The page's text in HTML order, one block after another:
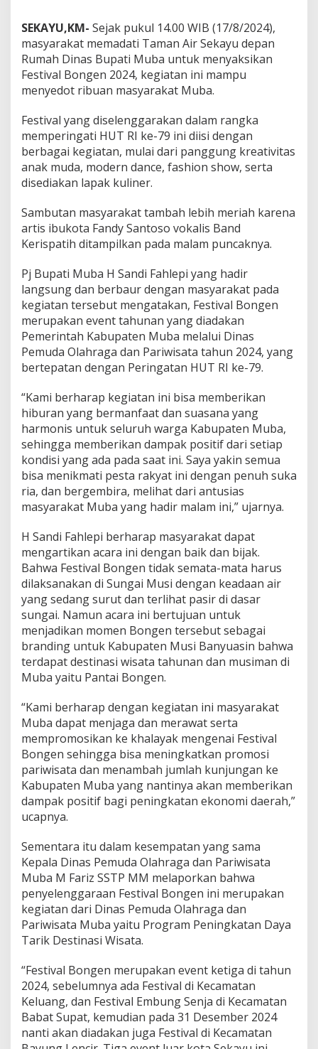
s
t
v
a
l
o
n
e
n
S
k
e
s
e
r
a
h
k
a
n
H
T
R
I
k
-
7
9
SEKAYU,KM- Sejak pukul 14.00 WIB (17/8/2024),
masyarakat memadati Taman Air Sekayu depan
Rumah Dinas Bupati Muba untuk menyaksikan
Festival Bongen 2024, kegiatan ini mampu
menyedot ribuan masyarakat Muba.
Festival yang diselenggarakan dalam rangka
memperingati HUT RI ke-79 ini diisi dengan
berbagai kegiatan, mulai dari panggung kreativitas
anak muda, modern dance, fashion show, serta
disediakan lapak kuliner.
Sambutan masyarakat tambah lebih meriah karena
artis ibukota Fandy Santoso vokalis Band
Kerispatih ditampilkan pada malam puncaknya.
Pj Bupati Muba H Sandi Fahlepi yang hadir
langsung dan berbaur dengan masyarakat pada
kegiatan tersebut mengatakan, Festival Bongen
merupakan event tahunan yang diadakan
Pemerintah Kabupaten Muba melalui Dinas
Pemuda Olahraga dan Pariwisata tahun 2024, yang
bertepatan dengan Peringatan HUT RI ke-79.
“Kami berharap kegiatan ini bisa memberikan
hiburan yang bermanfaat dan suasana yang
harmonis untuk seluruh warga Kabupaten Muba,
sehingga memberikan dampak positif dari setiap
kondisi yang ada pada saat ini. Saya yakin semua
bisa menikmati pesta rakyat ini dengan penuh suka
ria, dan bergembira, melihat dari antusias
masyarakat Muba yang hadir malam ini,” ujarnya.
H Sandi Fahlepi berharap masyarakat dapat
mengartikan acara ini dengan baik dan bijak.
Bahwa Festival Bongen tidak semata-mata harus
dilaksanakan di Sungai Musi dengan keadaan air
yang sedang surut dan terlihat pasir di dasar
sungai. Namun acara ini bertujuan untuk
menjadikan momen Bongen tersebut sebagai
branding untuk Kabupaten Musi Banyuasin bahwa
terdapat destinasi wisata tahunan dan musiman di
Muba yaitu Pantai Bongen.
“Kami berharap dengan kegiatan ini masyarakat
Muba dapat menjaga dan merawat serta
mempromosikan ke khalayak mengenai Festival
Bongen sehingga bisa meningkatkan promosi
pariwisata dan menambah jumlah kunjungan ke
Kabupaten Muba yang nantinya akan memberikan
dampak positif bagi peningkatan ekonomi daerah,”
ucapnya.
Sementara itu dalam kesempatan yang sama
Kepala Dinas Pemuda Olahraga dan Pariwisata
Muba M Fariz SSTP MM melaporkan bahwa
penyelenggaraan Festival Bongen ini merupakan
kegiatan dari Dinas Pemuda Olahraga dan
Pariwisata Muba yaitu Program Peningkatan Daya
Tarik Destinasi Wisata.
“Festival Bongen merupakan event ketiga di tahun
2024, sebelumnya ada Festival di Kecamatan
Keluang, dan Festival Embung Senja di Kecamatan
Babat Supat, kemudian pada 31 Desember 2024
nanti akan diadakan juga Festival di Kecamatan